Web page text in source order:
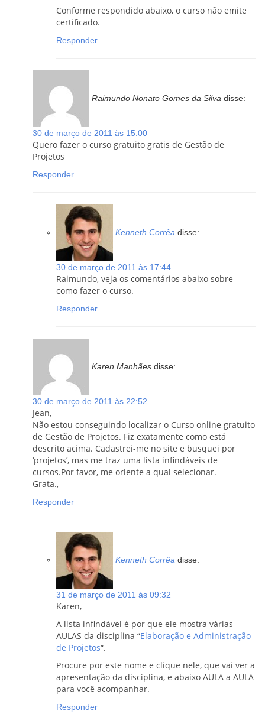
Conforme respondido abaixo, o curso não emite
certificado.
Responder
Raimundo Nonato Gomes da Silva disse:
30 de março de 2011 às 15:00
Quero fazer o curso gratuito gratis de Gestão de
Projetos
Responder
Kenneth Corrêa disse:
30 de março de 2011 às 17:44
Raimundo, veja os comentários abaixo sobre
como fazer o curso.
Responder
Karen Manhães disse:
30 de março de 2011 às 22:52
Jean,
Não estou conseguindo localizar o Curso online gratuito
de Gestão de Projetos. Fiz exatamente como está
descrito acima. Cadastrei-me no site e busquei por
‘projetos’, mas me traz uma lista infindáveis de
cursos.Por favor, me oriente a qual selecionar.
Grata.,
Responder
Kenneth Corrêa disse:
31 de março de 2011 às 09:32
Karen,
A lista infindável é por que ele mostra várias
AULAS da disciplina “Elaboração e Administração
de Projetos“.
Procure por este nome e clique nele, que vai ver a
apresentação da disciplina, e abaixo AULA a AULA
para você acompanhar.
Responder